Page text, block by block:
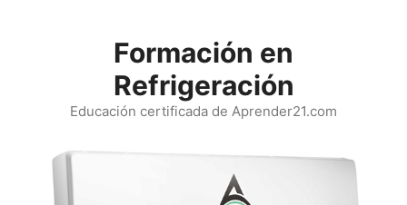
Formación en
Refrigeración
Educación certificada de Aprender21.com